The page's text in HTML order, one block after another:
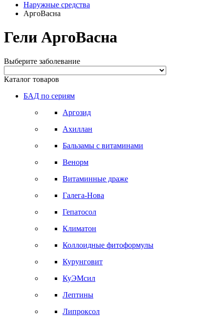
Наружные средства
АргоВасна
Гели АргоВасна
Выберите заболевание
Каталог товаров
БАД по сериям
Аргозид
Ахиллан
Бальзамы с витаминами
Венорм
Витаминные драже
Галега-Нова
Гепатосол
Климатон
Коллоидные фитоформулы
Курунговит
КуЭМсил
Лептины
Липроксол